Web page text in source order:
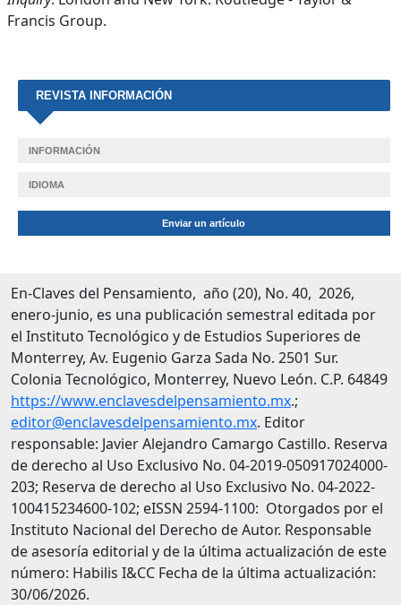
Francis Group.
REVISTA INFORMACIÓN
INFORMACIÓN
IDIOMA
Enviar un artículo
En-Claves del Pensamiento, año (20), No. 40, 2026,
enero-junio, es una publicación semestral editada por
el Instituto Tecnológico y de Estudios Superiores de
Monterrey, Av. Eugenio Garza Sada No. 2501 Sur.
Colonia Tecnológico, Monterrey, Nuevo León. C.P. 64849
https://www.enclavesdelpensamiento.mx.;
editor@enclavesdelpensamiento.mx. Editor
responsable: Javier Alejandro Camargo Castillo. Reserva
de derecho al Uso Exclusivo No. 04-2019-050917024000-
203; Reserva de derecho al Uso Exclusivo No. 04-2022-
100415234600-102; eISSN 2594-1100: Otorgados por el
Instituto Nacional del Derecho de Autor. Responsable
de asesoría editorial y de la última actualización de este
número: Habilis I&CC Fecha de la última actualización:
30/06/2026.